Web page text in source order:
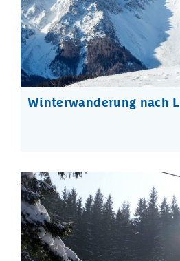
Winterwanderung nach